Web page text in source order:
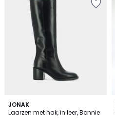
JONAK
Laarzen met hak, in leer, Bonnie
2.8
/ 5